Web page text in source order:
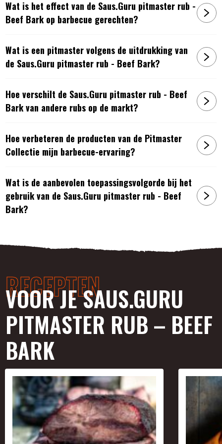
een optimale verdeling van de ingrediënten en dus voor de
perfecte ‘bark’. Deze blends dragen ook een betere
over de ideale dosering.
Voor het ultieme resultaat wordt de volgende
toepassingsvolgorde geadviseerd:
Stap 1 – De Basis:
Marineer het product met de saus. Het liefst minimaal 6 uur
intrekken van smaak en voor het vasthouden van
de rub in de volgende stap.
Stap 2 – De Bark:
Vervolg de bereiding op de BBQ volgens het Low and Slow
Bestrijk het product tijdens de bereiding regelmatig met
saus. Dit voorkomt uitdroging en zorgt voor de opbouw van
Stap 4 – De Glaze:
voor het ‘glaceren’ van het product. Een korte periode van het
zorgt voor de typische glans en ‘stickiness’, de Glaze.
Blijf erbij: Voorkom verbranding.
Bon Appetit!
Artikelnummer: 8720256492191
Wat is het effect van de Saus.Guru pitmaster rub -
Beef Bark op barbecue gerechten?
Wat is een pitmaster volgens de uitdrukking van
de Saus.Guru pitmaster rub - Beef Bark?
Hoe verschilt de Saus.Guru pitmaster rub - Beef
Bark van andere rubs op de markt?
Hoe verbeteren de producten van de Pitmaster
Collectie mijn barbecue-ervaring?
Wat is de aanbevolen toepassingsvolgorde bij het
gebruik van de Saus.Guru pitmaster rub - Beef
Bark?
RECEPTEN
VOOR JE SAUS.GURU
PITMASTER RUB – BEEF
BARK